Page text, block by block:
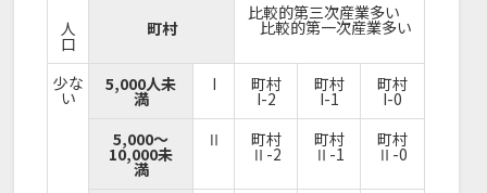
人
口
町村
比較的第三次産業多い
比較的第一次産業多い
少な
い
5,000人未
満
I 町村
I-2
町村
I-1
町村
I-0
5,000～
10,000未
満
Ⅱ 町村
Ⅱ-2
町村
Ⅱ-1
町村
Ⅱ-0